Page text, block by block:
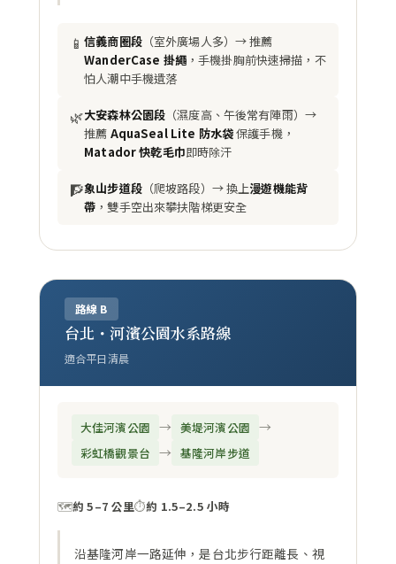
📱信義商圈段（室外廣場人多）→ 推薦
WanderCase 掛繩，手機掛胸前快速掃描，不
怕人潮中手機遺落
🌿大安森林公園段 （濕度高、午後常有陣雨）→
推薦 AquaSeal Lite 防水袋保護手機，
Matador 快乾毛巾即時除汗
🧗象山步道段（爬坡路段）→ 換上漫遊機能背
帶 ，雙手空出來攀扶階梯更安全
路線 B
台北・河濱公園水系路線
適合平日清晨
大佳河濱公園 → 美堤河濱公園 →
彩虹橋觀景台 → 基隆河岸步道
🗺️約 5–7 公里⏱️約 1.5–2.5 小時
沿基隆河岸一路延伸，是台北步行距離長、視